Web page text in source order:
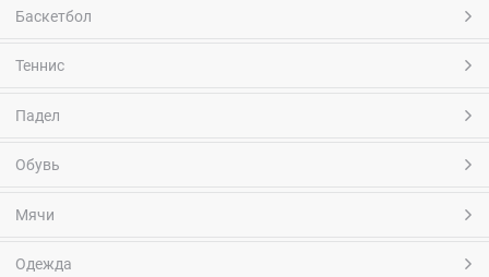
Баскетбол
Теннис
Падел
Обувь
Мячи
Одежда